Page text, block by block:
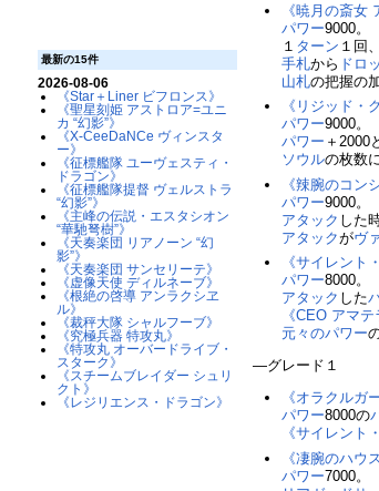
最新の15件
2026-08-06
《Star＋Liner ビフロンス》
《聖星刻姫 アストロア=ユニ
カ “幻影”》
《X-CeeDaNCe ヴィンスタ
ー》
《征標艦隊 ユーヴェスティ・
ドラゴン》
《征標艦隊提督 ヴェルストラ
“幻影”》
《主峰の伝説・エスタシオン
“華馳弩樹”》
《天奏楽団 リアノーン “幻
影”》
《天奏楽団 サンセリーテ》
《虚像天使 ディルネーブ》
《根絶の啓導 アンラクシヱ
ル》
《裁秤大隊 シャルフーブ》
《究極兵器 特攻丸》
《特攻丸 オーバードライブ・
スターク》
《スチームブレイダー シュリ
クト》
《レジリエンス・ドラゴン》
《暁月の斎女
パワー9000。
１ ターン １回、
手札から ドロ
山札の把握の
《リジッド・
パワー9000。
パワー ＋2000
ソウルの枚数
《辣腕のコン
パワー9000。
アタック した
アタックがヴ
《サイレント
パワー8000。
アタック した
《CEO アマ
元々のパワー
―グレード１
《オラクルガ
パワー8000の
《サイレント
《凄腕のハウ
パワー7000。